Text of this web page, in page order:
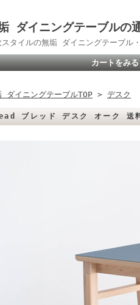
ダイニングテーブルの
スタイルの無垢 ダイニングテーブル
カートをみる
ダイニングテーブルTOP > デスク
ブレッド デスク オーク 送